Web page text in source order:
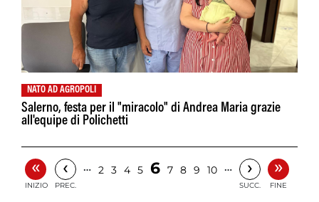
NATO AD AGROPOLI
Salerno, festa per il "miracolo" di Andrea Maria grazie
all'equipe di Polichetti
«
INIZIO
‹
PREC.
… 2 3 4 5 6 7 8 9 10 … ›
SUCC.
»
FINE